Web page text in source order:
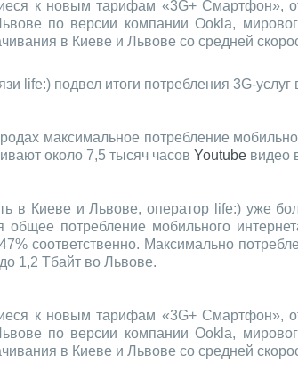
к новым тарифам «3G+ Смартфон»,
по версии компании Ookla,
в Киеве и Львове со средней
life:) подвел итоги потребления 3G-
максимальное потребление
около 7,5 тысяч часов Youtube видео
в Киеве и Львове, оператор life:) уже
общее потребление мобильного
соответственно. Максимально
1,2 Тбайт во Львове.
к новым тарифам «3G+ Смартфон»,
по версии компании Ookla,
в Киеве и Львове со средней